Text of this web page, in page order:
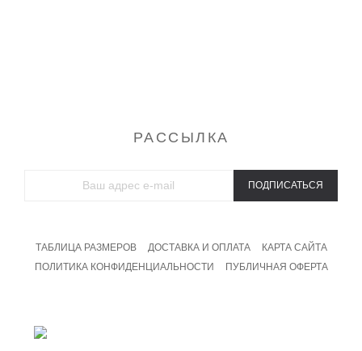
РАССЫЛКА
ПОДПИСАТЬСЯ
ТАБЛИЦА РАЗМЕРОВ ДОСТАВКА И ОПЛАТА
КАРТА САЙТА
ПОЛИТИКА КОНФИДЕНЦИАЛЬНОСТИ
ПУБЛИЧНАЯ ОФЕРТА